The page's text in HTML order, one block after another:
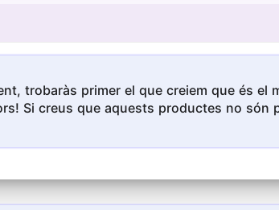
trobaràs primer el que creiem que és el
Si creus que aquests productes no són